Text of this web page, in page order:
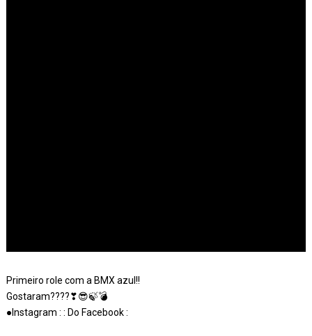
Primeiro role com a BMX azul!!
Gostaram????❣😎🍃💣
●Instagram : : Do Facebook :